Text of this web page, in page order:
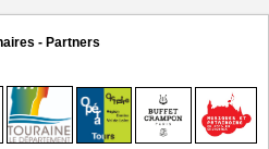
- Partners